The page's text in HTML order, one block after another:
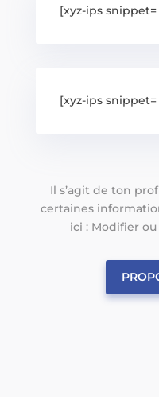
[xyz-ips
[xyz-ips
Il s’agit de ton
certaines
ici : Modifier